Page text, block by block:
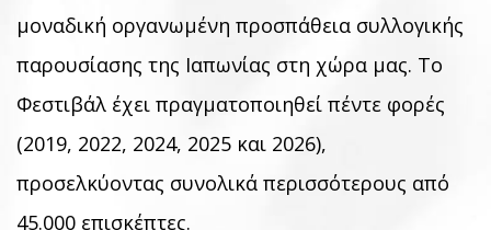
μοναδική οργανωμένη προσπάθεια συλλογικής
παρουσίασης της Ιαπωνίας στη χώρα μας. Το
Φεστιβάλ έχει πραγματοποιηθεί πέντε φορές
(2019, 2022, 2024, 2025 και 2026),
προσελκύοντας συνολικά περισσότερους από
45.000 επισκέπτες.